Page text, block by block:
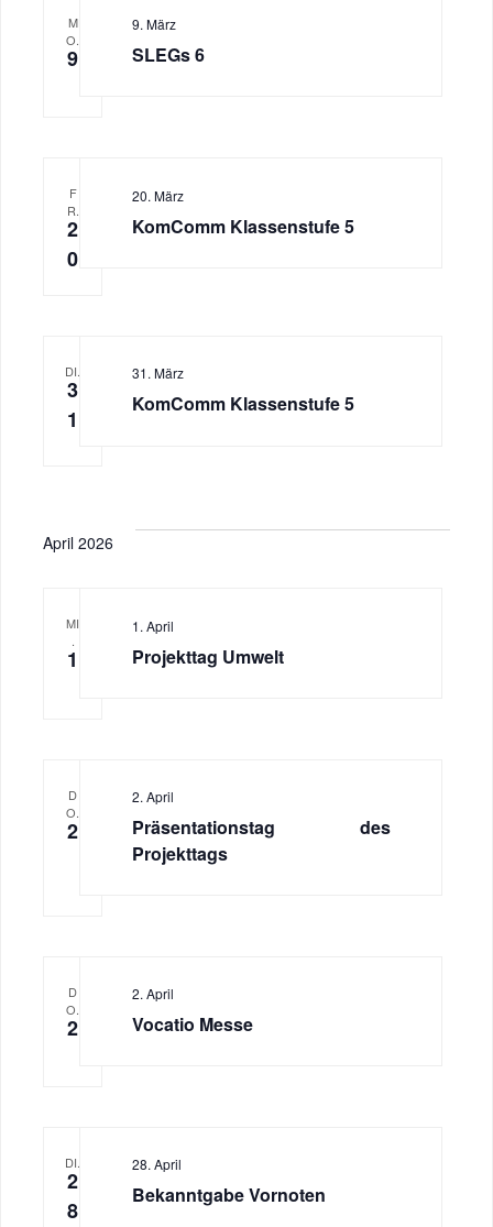
M
O.
9 SLEGs 6
9. März
F
R.
2
0
KomComm Klassenstufe 5
20. März
DI.
3
1
KomComm Klassenstufe 5
31. März
April 2026
MI
.
1 Projekttag Umwelt
1. April
D
O.
2
Präsentationstag des
Projekttags
2. April
D
O.
2 Vocatio Messe
2. April
DI.
2
8
Bekanntgabe Vornoten
28. April